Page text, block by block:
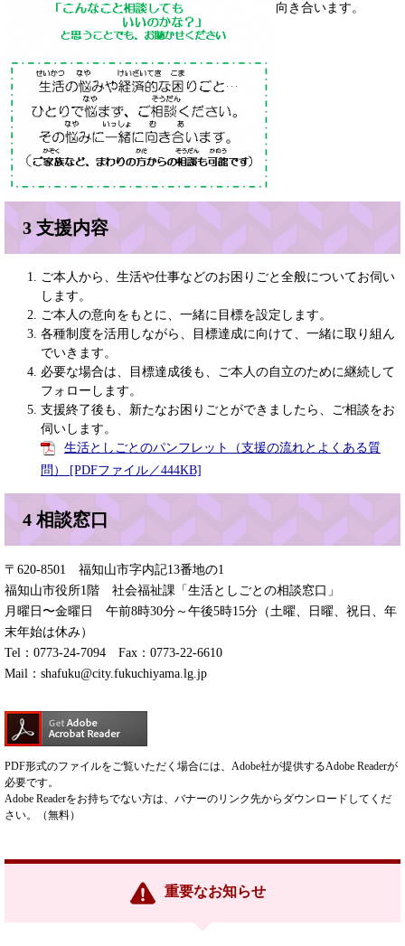
向き合います。
3 支援内容
ご本人から、生活や仕事などのお困りごと全般についてお伺い
します。
ご本人の意向をもとに、一緒に目標を設定します。
各種制度を活用しながら、目標達成に向けて、一緒に取り組ん
でいきます。
必要な場合は、目標達成後も、ご本人の自立のために継続して
フォローします。
支援終了後も、新たなお困りごとができましたら、ご相談をお
伺いします。
生活としごとのパンフレット（支援の流れとよくある質
問） [PDFファイル／444KB]
4 相談窓口
〒620-8501 福知山市字内記13番地の1
福知山市役所1階 社会福祉課「生活としごとの相談窓口」
​月曜日〜金曜日 午前8時30分～午後5時15分（土曜、日曜、祝日、年
末年始は休み）
Tel：0773-24-7094 Fax：0773-22-6610
Mail： shafuku@city.fukuchiyama.lg.jp
PDF形式のファイルをご覧いただく場合には、Adobe社が提供するAdobe Readerが
必要です。
Adobe Readerをお持ちでない方は、バナーのリンク先からダウンロードしてくだ
さい。（無料）
重要なお知らせ